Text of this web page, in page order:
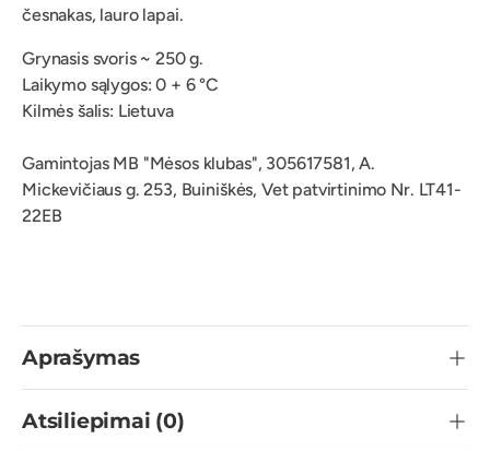
česnakas, lauro lapai.
Grynasis svoris ~ 250 g.
Laikymo sąlygos: 0 + 6 °C
Kilmės šalis: Lietuva
Gamintojas MB "Mėsos klubas", 305617581, A.
Mickevičiaus g. 253, Buiniškės, Vet patvirtinimo Nr. LT41-
22EB
Aprašymas
Atsiliepimai (0)